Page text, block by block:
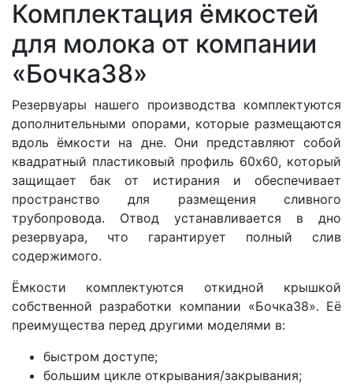
Комплектация ёмкостей
для молока от компании
«Бочка38»
Резервуары нашего производства комплектуются
дополнительными опорами, которые размещаются
вдоль ёмкости на дне. Они представляют собой
квадратный пластиковый профиль 60х60, который
защищает бак от истирания и обеспечивает
пространство для размещения сливного
трубопровода. Отвод устанавливается в дно
резервуара, что гарантирует полный слив
содержимого.
Ёмкости комплектуются откидной крышкой
собственной разработки компании «Бочка38». Её
преимущества перед другими моделями в:
быстром доступе;
большим цикле открывания/закрывания;